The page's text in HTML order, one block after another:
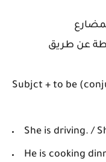
عن طريق
Subjct + to be
She is driving. /
He is cooking